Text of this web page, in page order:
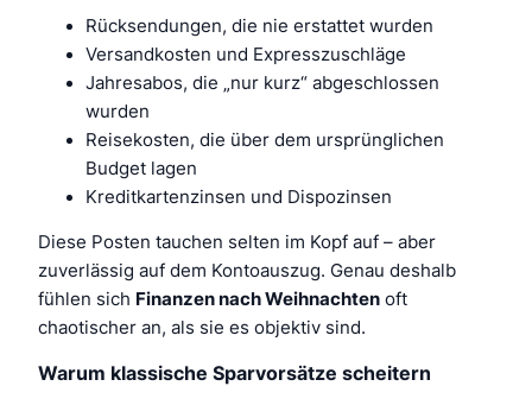
Rücksendungen, die nie erstattet wurden
Versandkosten und Expresszuschläge
Jahresabos, die „nur kurz“ abgeschlossen
wurden
Reisekosten, die über dem ursprünglichen
Budget lagen
Kreditkartenzinsen und Dispozinsen
Diese Posten tauchen selten im Kopf auf – aber
zuverlässig auf dem Kontoauszug. Genau deshalb
fühlen sich Finanzen nach Weihnachten oft
chaotischer an, als sie es objektiv sind.
Warum klassische Sparvorsätze scheitern